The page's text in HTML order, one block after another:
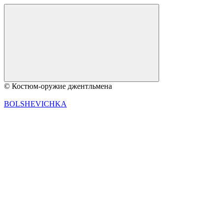
© Костюм-оружие джентльмена
BOLSHEVICHKA